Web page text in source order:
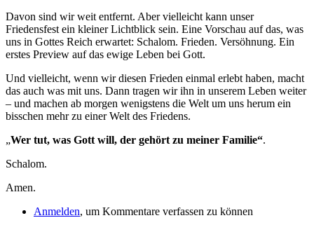
Davon sind wir weit entfernt. Aber vielleicht kann unser
Friedensfest ein kleiner Lichtblick sein. Eine Vorschau auf das, was
uns in Gottes Reich erwartet: Schalom. Frieden. Versöhnung. Ein
erstes Preview auf das ewige Leben bei Gott.
Und vielleicht, wenn wir diesen Frieden einmal erlebt haben, macht
das auch was mit uns. Dann tragen wir ihn in unserem Leben weiter
– und machen ab morgen wenigstens die Welt um uns herum ein
bisschen mehr zu einer Welt des Friedens.
„Wer tut, was Gott will, der gehört zu meiner Familie“.
Schalom.
Amen.
Anmelden, um Kommentare verfassen zu können